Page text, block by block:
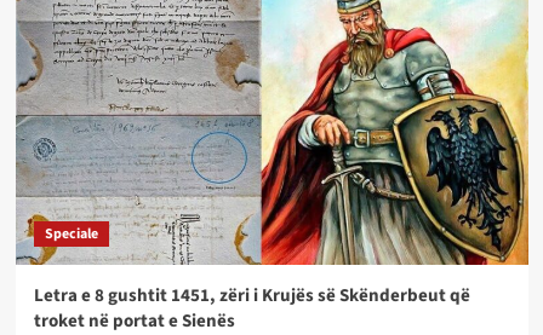
Speciale
Letra e 8 gushtit 1451, zëri i Krujës së Skënderbeut që
troket në portat e Sienës